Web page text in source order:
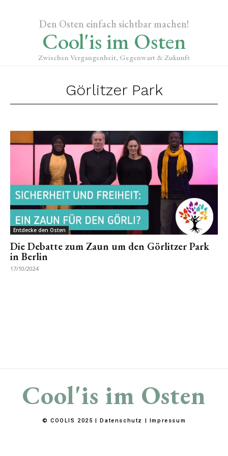
Den Osten einfach sichtbar machen!
Cool'is im Osten
Zwischen Vergangenheit, Gegenwart & Zukunft
Görlitzer Park
Entdecke den Osten
Die Debatte zum Zaun um den Görlitzer Park
in Berlin
17/10/2024
Cool'is im Osten
© COOLIS 2025 |Datenschutz | Impressum